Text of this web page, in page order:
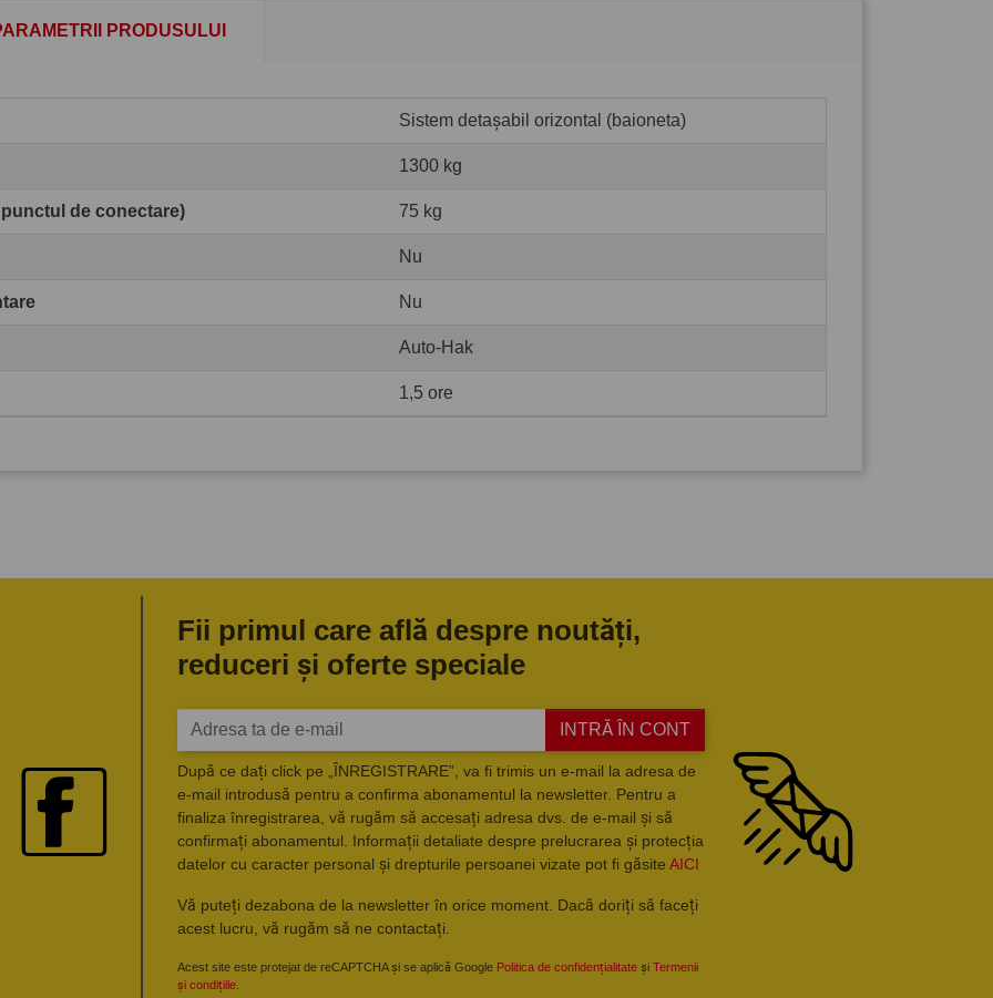
PRODUSULUI
Sistem detașabil orizontal (baioneta)
1300 kg
de conectare) 75 kg
Nu
Nu
Auto-Hak
1,5 ore
Fii primul care află despre noutăți,
reduceri și oferte speciale
INTRĂ ÎN CONT
După ce dați click pe „ÎNREGISTRARE”, va fi trimis un e-mail la adresa de
e-mail introdusă pentru a confirma abonamentul la newsletter. Pentru a
finaliza înregistrarea, vă rugăm să accesați adresa dvs. de e-mail și să
confirmați abonamentul. Informații detaliate despre prelucrarea și protecția
datelor cu caracter personal și drepturile persoanei vizate pot fi găsite AICI
Vă puteți dezabona de la newsletter în orice moment. Dacă doriți să faceți
acest lucru, vă rugăm să ne contactați.
Acest site este protejat de reCAPTCHA și se aplică Google Politica de confidențialitate și Termenii
și condițiile